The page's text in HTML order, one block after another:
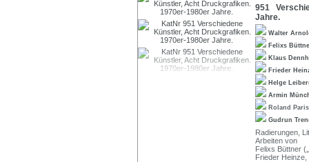
951
Jahre.
Walter
Felixs
Klaus
Frieder
Helge
Armin
Roland
Gudrun
Radierungen,
Arbeiten von
Felixs Büttner
Frieder